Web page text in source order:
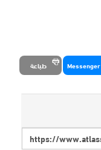
Messenger طباعة